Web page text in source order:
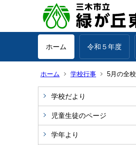
ホーム 令和５年度
ホーム 学校行事 5月の全
学校だより
児童生徒のページ
学年より